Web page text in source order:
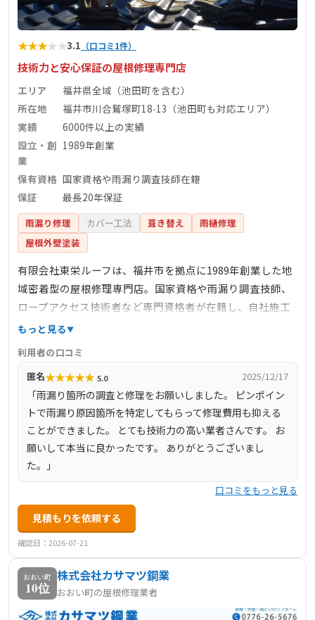
★★★★★3.1 （口コミ1件）
技術力と安心保証の屋根修理専門店
エリア
福井県全域（池田町を含む）
所在地
福井市川合鷲塚町18‑13（池田町も対応エリア）
実績
6000件以上の実績
設立・創
業
1989年創業
保有資格 国家資格や雨漏り調査技師在籍
保証
最長20年保証
雨漏り修理 カバー工法 葺き替え
雨樋修理
屋根外壁塗装
有限会社東栄ルーフは、福井市を拠点に1989年創業した地
域密着型の屋根修理専門店。国家資格や雨漏り調査技師、
ロープアクセス技術者など専門資格者が在籍し、自社施工
で屋根葺き替え・定期点検・板金・雨樋修理・防水など多
を導入し、施工後は年2回無料点検と最長20年保証サービ
スを提供。創業から6000件以上の実績で、屋根・雨漏りト
ラブルに安心できる技術と対応を確実に届ける信頼ある業
者です。
もっと見る
利用者の口コミ
匿名★★★★★ 5.0 2025/12/17
「雨漏り箇所の調査と修理をお願いしました。 ピンポイン
トで雨漏り原因箇所を特定してもらって修理費用も抑える
ことができました。 とても技術力の高い業者さんです。 お
願いして本当に良かったです。 ありがとうございまし
た。」
口コミをもっと見る
見積もりを依頼する
確認日：2026-07-21
おおい町
10位
株式会社カサマツ鋼業
おおい町の屋根修理業者